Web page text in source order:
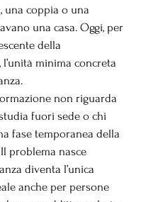
una coppia o una
una casa. Oggi, per
della
minima concreta
non riguarda
fuori sede o chi
fase temporanea della
problema nasce
diventa l’unica
anche per persone